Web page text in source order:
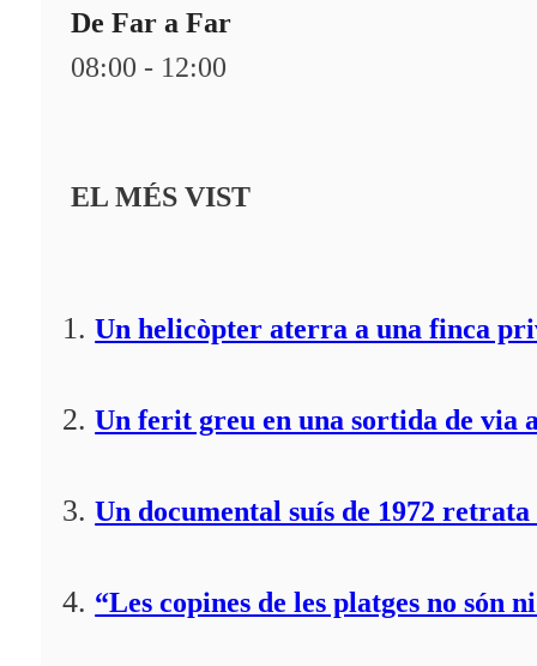
De Far a Far
08:00 - 12:00
EL MÉS VIST
Un helicòpter aterra a una finca
Un ferit greu en una sortida de via
Un documental suís de 1972
“Les copines de les platges no